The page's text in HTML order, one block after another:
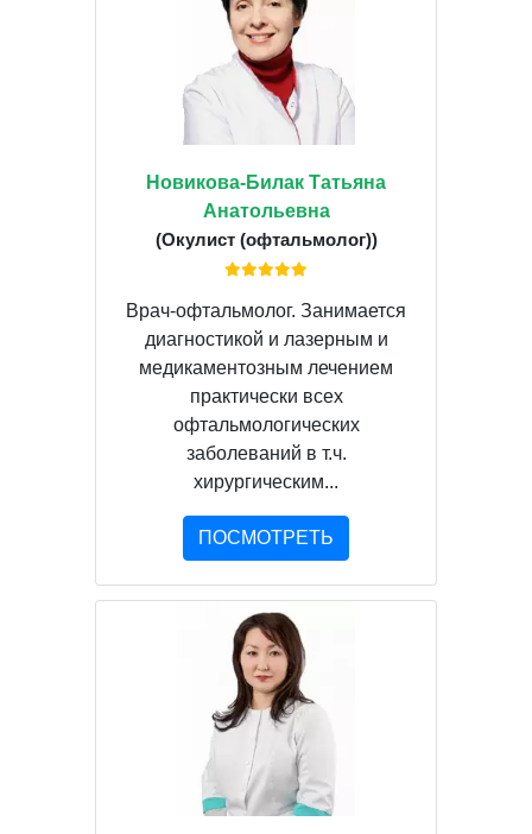
Новикова-Билак Татьяна
Анатольевна
(Окулист (офтальмолог))
Врач-офтальмолог. Занимается
диагностикой и лазерным и
медикаментозным лечением
практически всех
офтальмологических
заболеваний в т.ч.
хирургическим...
ПОСМОТРЕТЬ